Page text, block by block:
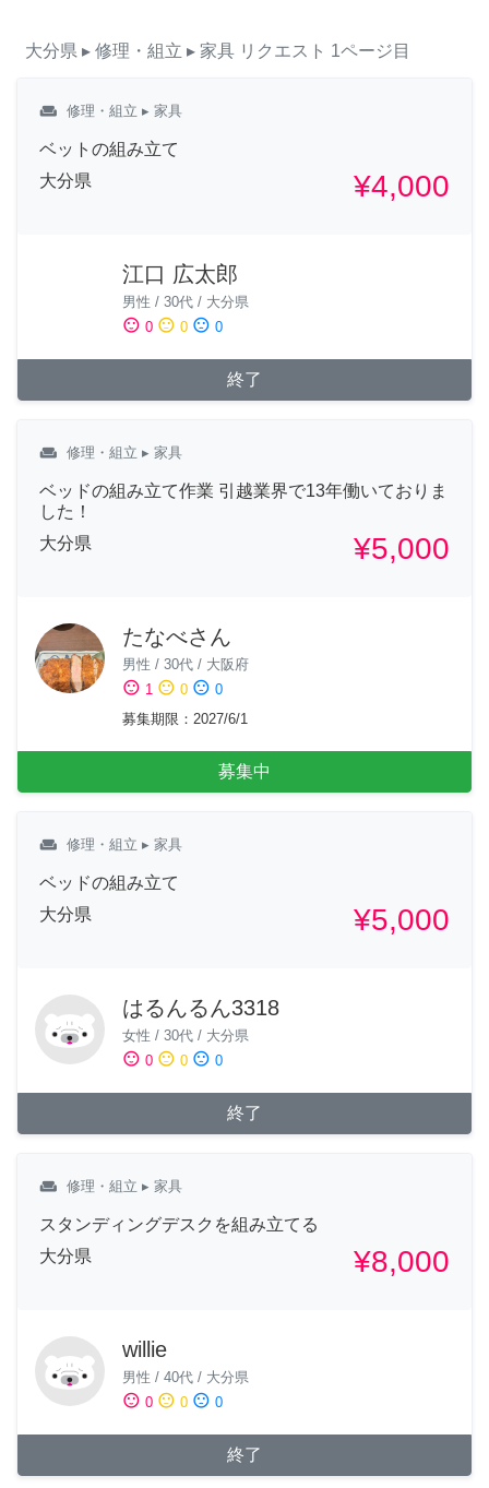
大分県 ▸ 修理・組立 ▸ 家具 リクエスト 1ページ目
weekend 修理・組立 ▸ 家具
ベットの組み立て
大分県
¥4,000
江口 広太郎
男性 / 30代 / 大分県
sentiment_satisfied 0 sentiment_neutral 0 sentiment_dissatisfied 0
終了
weekend 修理・組立 ▸ 家具
ベッドの組み立て作業 引越業界で13年働いておりま
した！
大分県
¥5,000
たなべさん
男性 / 30代 / 大阪府
sentiment_satisfied 1 sentiment_neutral 0 sentiment_dissatisfied 0
募集期限 ： 2027/6/1
募集中
weekend 修理・組立 ▸ 家具
ベッドの組み立て
大分県
¥5,000
はるんるん3318
女性 / 30代 / 大分県
sentiment_satisfied 0 sentiment_neutral 0 sentiment_dissatisfied 0
終了
weekend 修理・組立 ▸ 家具
スタンディングデスクを組み立てる
大分県
¥8,000
willie
男性 / 40代 / 大分県
sentiment_satisfied 0 sentiment_neutral 0 sentiment_dissatisfied 0
終了